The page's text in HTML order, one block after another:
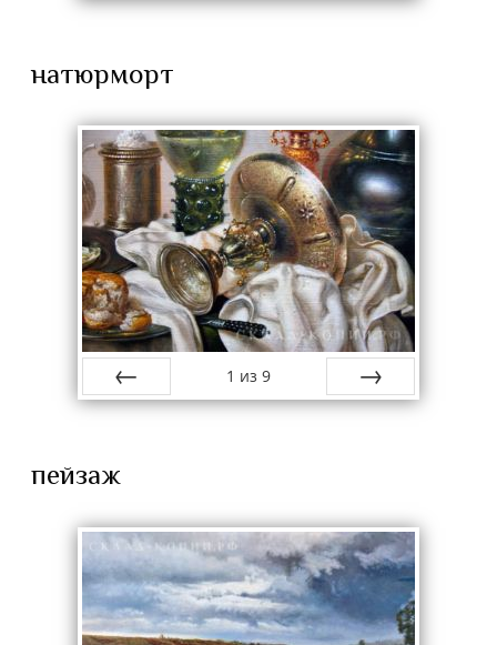
назад
вперёд
натюрморт
назад
1 из 9
вперёд
пейзаж